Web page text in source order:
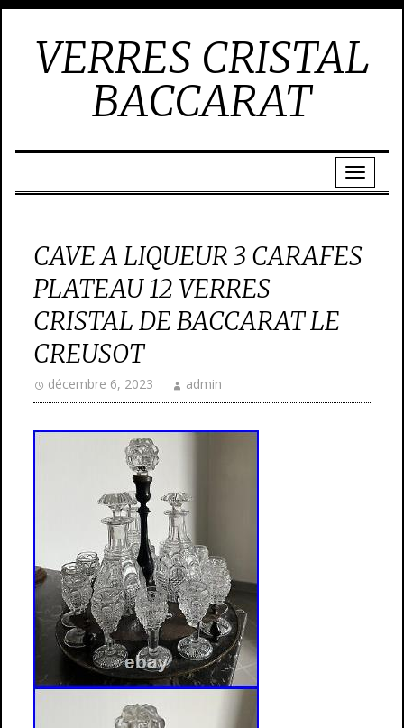
VERRES CRISTAL
BACCARAT
CAVE A LIQUEUR 3 CARAFES
PLATEAU 12 VERRES
CRISTAL DE BACCARAT LE
CREUSOT
décembre 6, 2023 admin